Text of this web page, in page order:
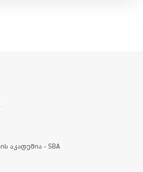
აკადემია - SBA